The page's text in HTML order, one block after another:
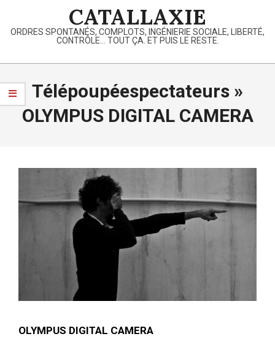
content
CATALLAXIE
ORDRES SPONTANÉS, COMPLOTS, INGÉNIERIE SOCIALE, LIBERTÉ,
CONTRÔLE… TOUT ÇA. ET PUIS LE RESTE.
Primary
Menu
Télépoupéespectateurs »
OLYMPUS DIGITAL CAMERA
OLYMPUS DIGITAL CAMERA